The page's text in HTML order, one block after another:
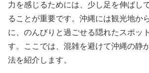
力を感じるためには、少し足を伸ばし
ることが重要です。沖縄には観光地か
に、のんびりと過ごせる隠れたスポッ
す。ここでは、混雑を避けて沖縄の静
法を紹介します。